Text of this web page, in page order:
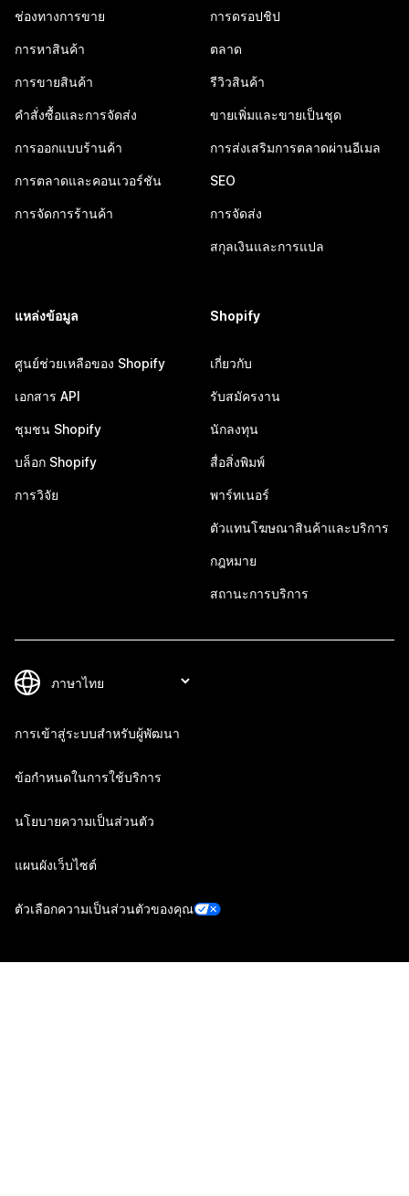
ช่องทางการขาย
การหาสินค้า
การขายสินค้า
คำสั่งซื้อและการจัดส่ง
การออกแบบร้านค้า
การตลาดและคอนเวอร์ชัน
การจัดการร้านค้า
การดรอปชิป
ตลาด
รีวิวสินค้า
ขายเพิ่มและขายเป็นชุด
การส่งเสริมการตลาดผ่านอีเมล
SEO
การจัดส่ง
สกุลเงินและการแปล
แหล่งข้อมูล
ศูนย์ช่วยเหลือของ Shopify
เอกสาร API
ชุมชน Shopify
บล็อก Shopify
การวิจัย
Shopify
เกี่ยวกับ
รับสมัครงาน
นักลงทุน
สื่อสิ่งพิมพ์
พาร์ทเนอร์
ตัวแทนโฆษณาสินค้าและบริการ
กฎหมาย
สถานะการบริการ
การเข้าสู่ระบบสำหรับผู้พัฒนา
ข้อกำหนดในการใช้บริการ
นโยบายความเป็นส่วนตัว
แผนผังเว็บไซต์
ตัวเลือกความเป็นส่วนตัวของคุณ